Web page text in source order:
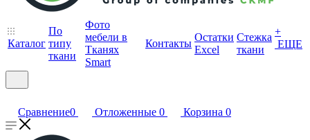
Каталог
По
типу
ткани
Фото
мебели в
Тканях
Smart
Контакты
Остатки
Excel
Стежка
ткани
+
ЕЩЕ
Сравнение0 Отложенные 0 Корзина 0